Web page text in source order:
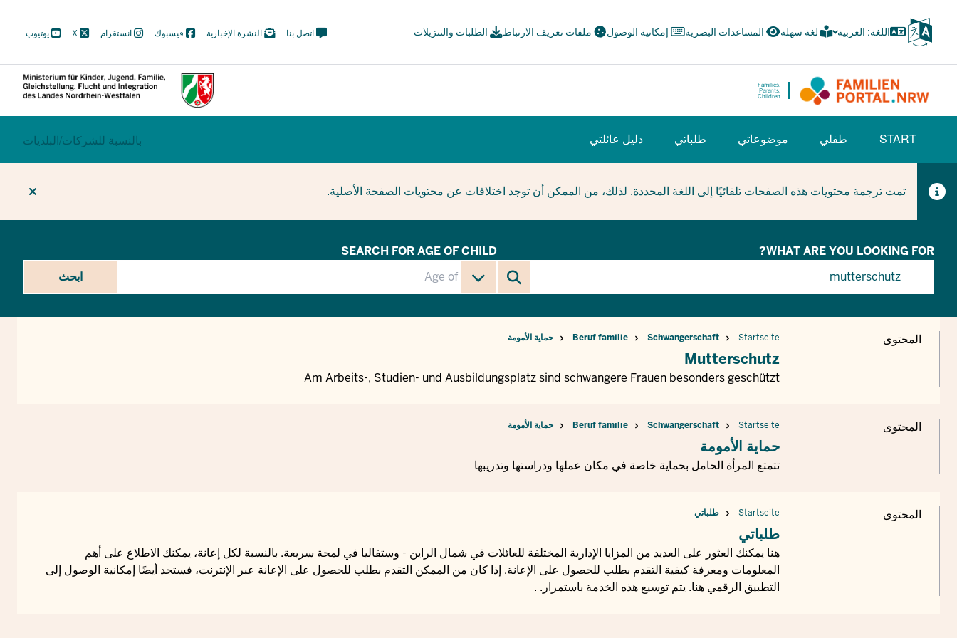
main
اللغة: العربية لغة سهلة المساعدات البصرية إمكانية الوصول ملفات تعريف الارتباط الطلبات والتنزيلات
Meta
Social
اتصل بنا النشرة الإخبارية فيسبوك انستقرام X يوتيوب
Families.
Parents.
Children.
(BÜRGERBEREICH)
START طفلي موضوعاتي طلباتي دليل عائلتي BEREICHSWECHSEL
بالنسبة للشركات/البلديات
تمت ترجمة محتويات هذه الصفحات تلقائيًا إلى اللغة المحددة. لذلك، من الممكن أن توجد اختلافات عن محتويات الصفحة الأصلية.
WHAT ARE YOU LOOKING FOR?
SEARCH FOR AGE OF CHILD
ابحث
المحتوى Startseite
Schwangerschaft
Beruf familie حماية الأمومة
Mutterschutz
Am Arbeits-, Studien- und Ausbildungsplatz sind schwangere Frauen besonders geschützt
المحتوى Startseite
Schwangerschaft
Beruf familie حماية الأمومة
حماية الأمومة
تتمتع المرأة الحامل بحماية خاصة في مكان عملها ودراستها وتدريبها
المحتوى Startseite طلباتي
طلباتي
هنا يمكنك العثور على العديد من المزايا الإدارية المختلفة للعائلات في شمال الراين - وستفاليا في لمحة سريعة. بالنسبة لكل إعانة، يمكنك الاطلاع على أهم
المعلومات ومعرفة كيفية التقدم بطلب للحصول على الإعانة. إذا كان من الممكن التقدم بطلب للحصول على الإعانة عبر الإنترنت، فستجد أيضًا إمكانية الوصول إلى
التطبيق الرقمي هنا. يتم توسيع هذه الخدمة باستمرار. .